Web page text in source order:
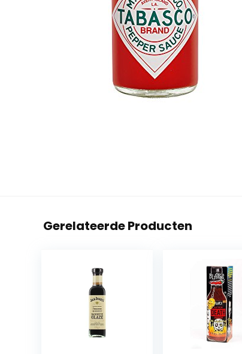
Gerelateerde Producten